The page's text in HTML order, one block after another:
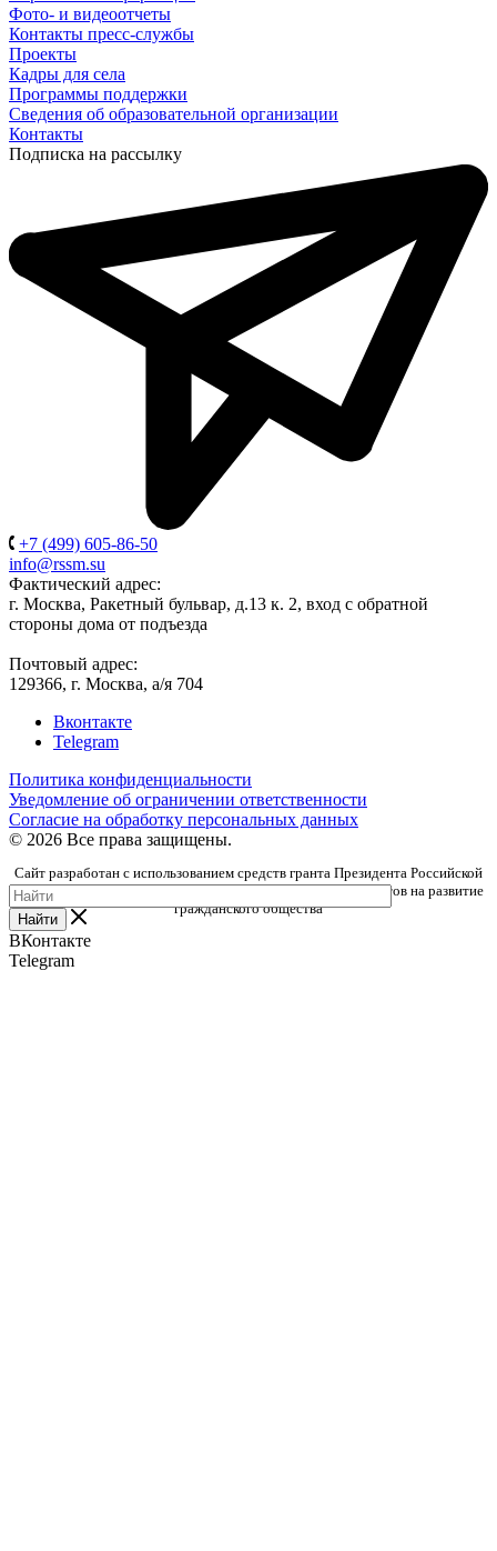
Фото- и видеоотчеты
Контакты пресс-службы
Проекты
Кадры для села
Программы поддержки
Сведения об образовательной организации
Контакты
Подписка на рассылку
+7 (499) 605-86-50
info@rssm.su
Фактический адрес:
г. Москва, Ракетный бульвар, д.13 к. 2, вход с обратной
стороны дома от подъезда
Почтовый адрес:
129366, г. Москва, а/я 704
Вконтакте
Telegram
Политика конфиденциальности
Уведомление об ограничении ответственности
Согласие на обработку персональных данных
© 2026 Все права защищены.
Сайт разработан с использованием средств гранта Президента Российской
Федерации, предоставленного Фондом президентских грантов на развитие
гражданского общества
Найти
ВКонтакте
Telegram